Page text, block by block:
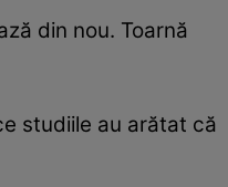
din nou. Toarnă
studiile au arătat că